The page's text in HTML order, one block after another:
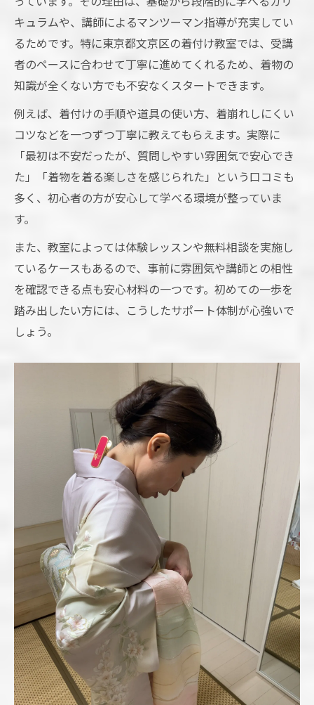
初心者向け着付け教室で学ぶ和装マナー
着付け教室選びで重視すべき柔軟性とは
着付け教室で動画を使った復習方法を紹介
動画付き着付け教室で復習を最大限活用
着付け教室の動画解説で苦手克服を目指す
自宅で実践できる着付け教室の動画復習術
着付け教室で動画を活用するメリットとは
動画を使った着付け教室の自習方法を解説
忙しい方へ自由に選べるレッスンプラン
方
忙しい方におすすめの着付け教室の特徴
着付け教室の予約システムと柔軟な対応例
キュラムや、講師によるマンツーマン指導が充実してい
るためです。特に東京都文京区の着付け教室では、受講
者のペースに合わせて丁寧に進めてくれるため、着物の
知識が全くない方でも不安なくスタートできます。
例えば、着付けの手順や道具の使い方、着崩れしにくい
コツなどを一つずつ丁寧に教えてもらえます。実際に
「最初は不安だったが、質問しやすい雰囲気で安心でき
た」「着物を着る楽しさを感じられた」という口コミも
多く、初心者の方が安心して学べる環境が整っていま
す。
また、教室によっては体験レッスンや無料相談を実施し
ているケースもあるので、事前に雰囲気や講師との相性
を確認できる点も安心材料の一つです。初めての一歩を
踏み出したい方には、こうしたサポート体制が心強いで
しょう。